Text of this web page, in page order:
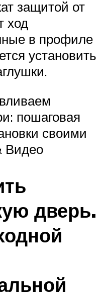
защитой от
ход
в профиле
установить
пошаговая
своими
Видео
дверь.